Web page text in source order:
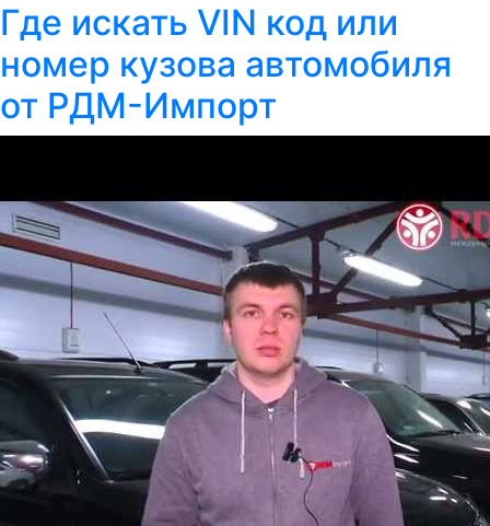
Где искать VIN код или
номер кузова автомобиля
от РДМ-Импорт